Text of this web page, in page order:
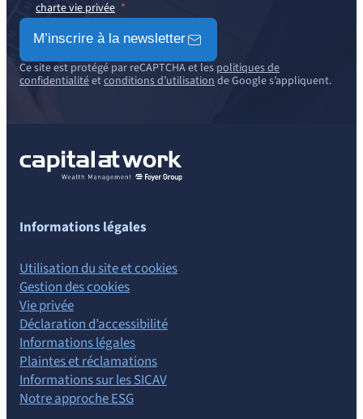
charte vie privée
M’inscrire à la newsletter
Ce site est protégé par reCAPTCHA et les politiques de
confidentialitéetconditions d’utilisationde Google s’appliquent.
Informations légales
Utilisation du site et cookies
Gestion des cookies
Vie privée
Déclaration d’accessibilité
Informations légales
Plaintes et réclamations
Informations sur les SICAV
Notre approche ESG